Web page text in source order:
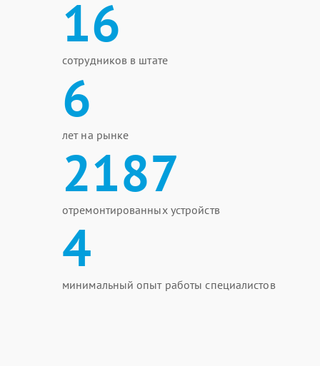
16
сотрудников в штате
6
лет на рынке
2187
отремонтированных устройств
4
минимальный опыт работы специалистов